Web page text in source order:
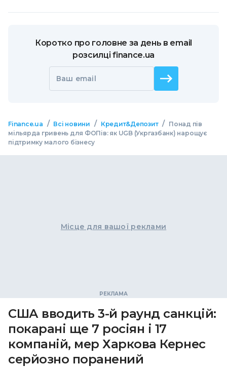
Коротко про головне за день в email
розсилці finance.ua
Ваш email
Finance.ua / Всі новини / Кредит&Депозит / Понад пів
мільярда гривень для ФОПів: як UGB (Укргазбанк) нарощує
підтримку малого бізнесу
Місце для вашої реклами
США вводить 3-й раунд санкцій:
покарані ще 7 росіян і 17
компаній, мер Харкова Кернес
серйозно поранений